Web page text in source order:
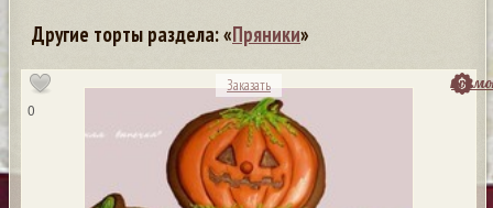
Другие торты раздела: «Пряники»
0
Заказать